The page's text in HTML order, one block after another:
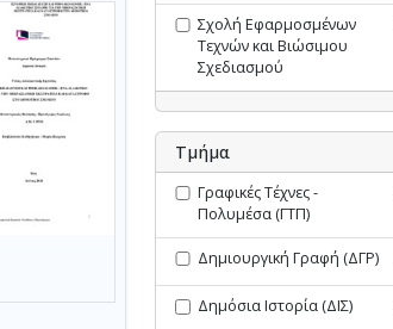
Σχολή Εφαρμοσμένων
Τεχνών και Βιώσιμου
Σχεδιασμού
Τμήμα
Γραφικές Τέχνες -
Πολυμέσα (ΓΤΠ)
Δημιουργική Γραφή (ΔΓΡ)
Δημόσια Ιστορία (ΔΙΣ)